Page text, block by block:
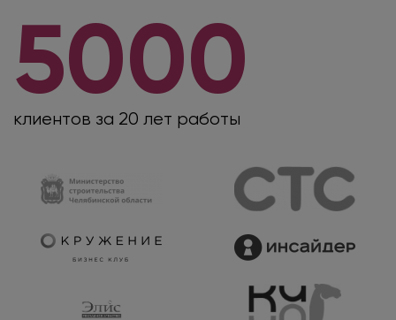
5000
клиентов за 20 лет работы